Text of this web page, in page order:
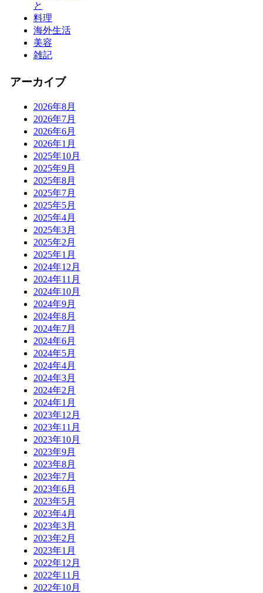
と
料理
海外生活
美容
雑記
アーカイブ
2026年8月
2026年7月
2026年6月
2026年1月
2025年10月
2025年9月
2025年8月
2025年7月
2025年5月
2025年4月
2025年3月
2025年2月
2025年1月
2024年12月
2024年11月
2024年10月
2024年9月
2024年8月
2024年7月
2024年6月
2024年5月
2024年4月
2024年3月
2024年2月
2024年1月
2023年12月
2023年11月
2023年10月
2023年9月
2023年8月
2023年7月
2023年6月
2023年5月
2023年4月
2023年3月
2023年2月
2023年1月
2022年12月
2022年11月
2022年10月